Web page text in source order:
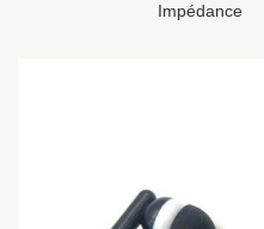
Impédance